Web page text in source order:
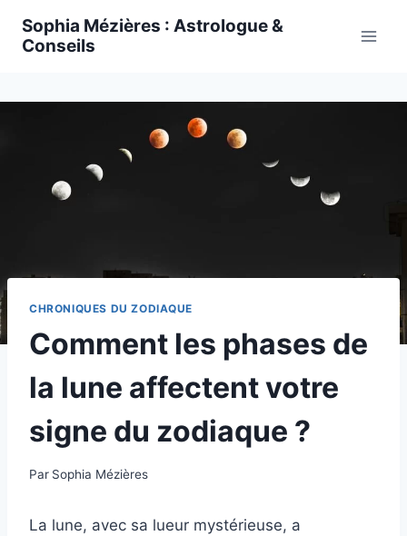
Sophia Mézières : Astrologue &
Conseils
CHRONIQUES DU ZODIAQUE
Comment les phases de
la lune affectent votre
signe du zodiaque ?
Par Sophia Mézières
La lune, avec sa lueur mystérieuse, a